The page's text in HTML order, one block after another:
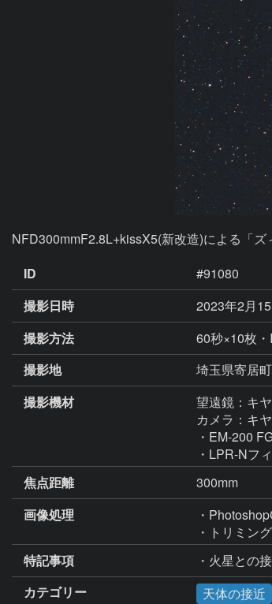
NFD300mmF2.8L+kissX5(新改造)による「ズ
ID
#91080
撮影日時
2023年2月
撮影方法
60秒×10枚
撮影地
埼玉県寄居町
撮影機材
望遠鏡：キ
カメラ：キ
・EM-200
・LPR-Nフ
焦点距離
300mm
画像処理
・
・トリミン
特記事項
・火星との
カテゴリー
天体の接近